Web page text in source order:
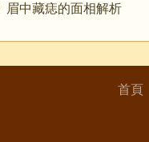
眉中藏痣的面相解析
首頁